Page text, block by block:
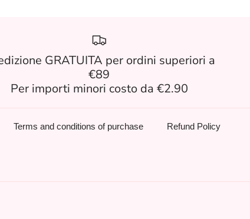
GRATUITA per ordini superiori a
€89
Per importi minori costo da €2.90
Terms and conditions of purchase Refund Policy